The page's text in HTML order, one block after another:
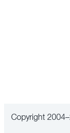
Copyright